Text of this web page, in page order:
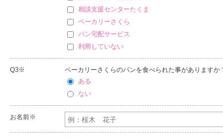
相談支援センターたくま
ベーカリーさくら
パン宅配サービス
利用していない
Q3※
ベーカリーさくらのパンを食べられた事がありますか
ある
ない
お名前※